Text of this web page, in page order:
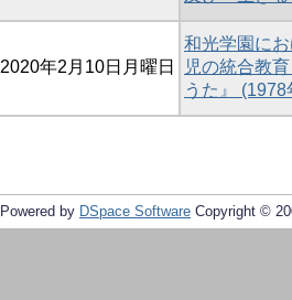
2020年2月10日月曜日
和光学園に
児の統合教
うた』 (1978
Powered by DSpace Software Copyright ©